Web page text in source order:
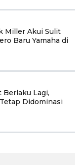
Miller Akui Sulit
Baru Yamaha di
Lagi,
Didominasi